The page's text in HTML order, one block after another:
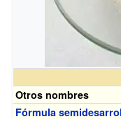
Otros nombres
Fórmula